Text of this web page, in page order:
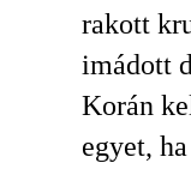
rakott
imádott
Korán
egyet,